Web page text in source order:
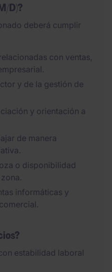
D)?
deberá cumplir
con ventas,
y de la gestión de
y orientación a
de manera
o disponibilidad
informáticas y
estabilidad laboral